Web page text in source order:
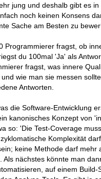
jung und deshalb gibt es in
noch keinen Konsens
Sache am Besten zu
Programmierer fragst, ob
du 100mal 'Ja' als
fragst, was innere
wie man sie messen
Antworten.
die Software-Entwicklung
kanonisches Konzept von
so: 'Die Test-Coverage
Komplexität
keine Methode darf mehr
Als nächstes könnte man
auf einem Build-